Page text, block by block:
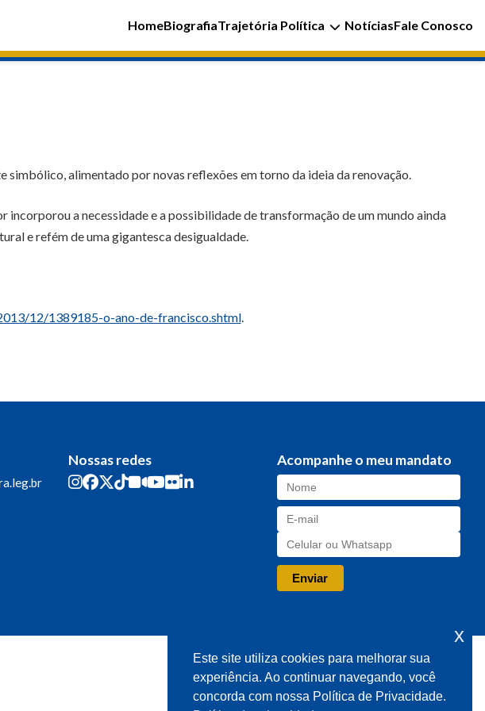
HomeBiografiaTrajetória Política NotíciasFale Conosco
simbólico, alimentado por novas reflexões em torno da ideia da renovação.
a necessidade e a possibilidade de transformação de um mundo ainda
e refém de uma gigantesca desigualdade.
12/1389185-o-ano-de-francisco.shtml.
Nossas redes Acompanhe o meu mandato
Este site utiliza cookies para melhorar sua
experiência. Ao continuar navegando, você
concorda com nossa Política de Privacidade.
x